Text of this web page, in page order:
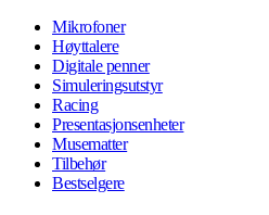
Mikrofoner
Høyttalere
Digitale penner
Simuleringsutstyr
Racing
Presentasjonsenheter
Musematter
Tilbehør
Bestselgere